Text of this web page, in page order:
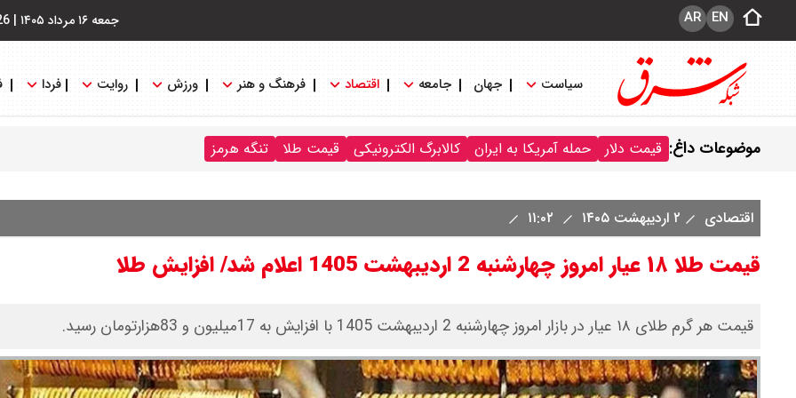
جمعه ۱۶ مرداد ۱۴۰۵ | EN
AR
سیاست جهان جامعه اقتصاد فرهنگ و هنر ورزش روایت فردا
موضوعات داغ: قیمت دلار حمله آمریکا به ایران کالابرگ الکترونیکی قیمت طلا تنگه هرمز
اقتصادی ۲ اردیبهشت ۱۴۰۵
قیمت طلا ۱۸ عیار امروز چهارشنبه 2 اردیبهشت 1405 اعلام شد/ افزایش طلا
قیمت هر گرم طلای ۱۸ عیار در بازار امروز چهارشنبه 2 اردیبهشت 1405 با افزایش به 17میلیون و 83هزارتومان رسید.